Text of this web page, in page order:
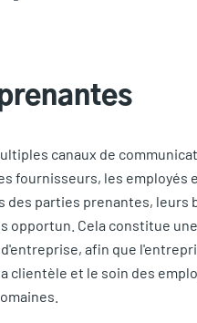
canaux de
fournisseurs, les employés
des parties prenantes, leurs
opportun. Cela constitue
afin que
clientèle et le soin des